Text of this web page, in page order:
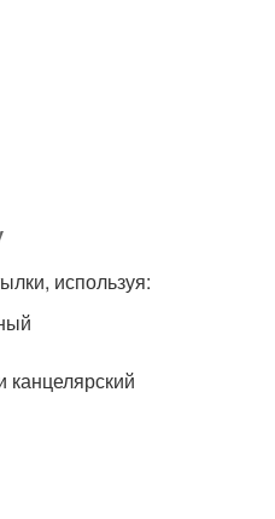
используя:
канцелярский